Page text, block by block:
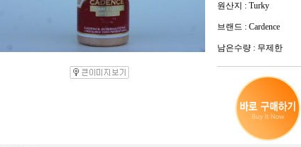
원산지 : Turky
브랜드 : Cardence
남은수량 : 무제한